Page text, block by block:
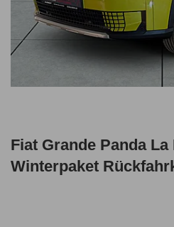
Fiat Grande Panda La
Winterpaket